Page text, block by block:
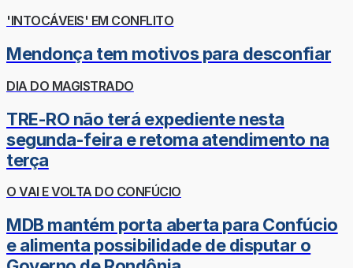
'INTOCÁVEIS' EM CONFLITO
Mendonça tem motivos para desconfiar
DIA DO MAGISTRADO
TRE-RO não terá expediente nesta
segunda-feira e retoma atendimento na
terça
O VAI E VOLTA DO CONFÚCIO
MDB mantém porta aberta para Confúcio
e alimenta possibilidade de disputar o